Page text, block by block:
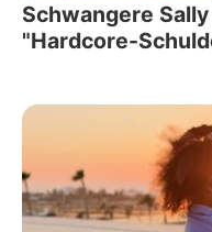
Schwangere
"Hardcore-